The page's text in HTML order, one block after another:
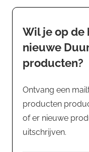
Wil je op de
nieuwe
producten?
Ontvang een
producten
of er nieuwe
uitschrijven.